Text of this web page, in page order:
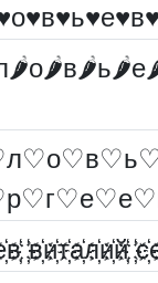
҉в҉и҉т҉а҉л҉и҉й҉